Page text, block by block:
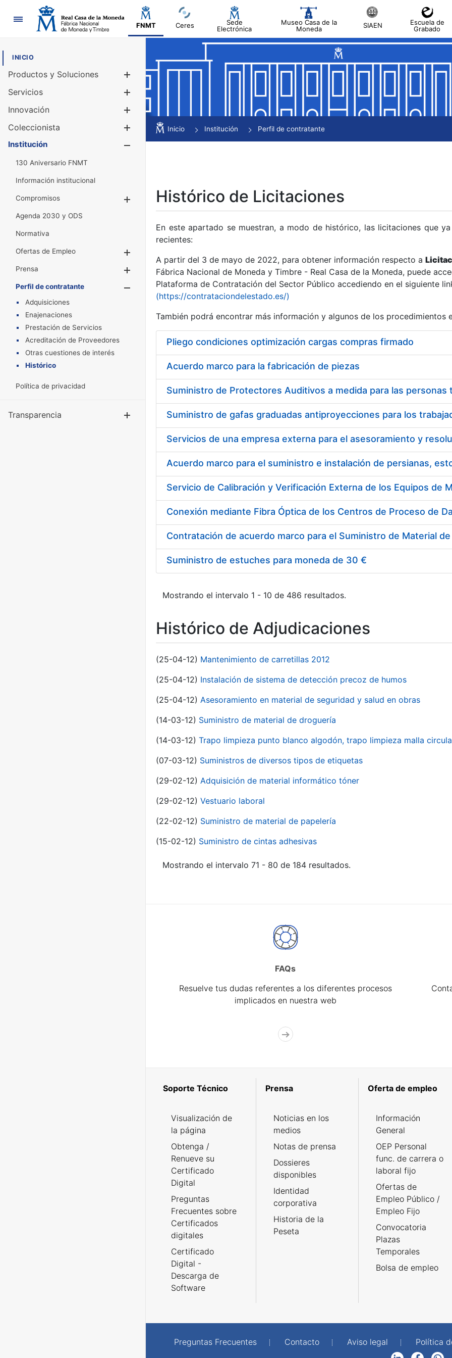
Navegación
FNMT Ceres
Sede
Electrónica
Museo Casa de la
Moneda
SIAEN
Escuela de
Grabado
INICIO
Productos y Soluciones
Mostrar/Ocultar
Servicios
Innovación
Coleccionista
Mostrar/Ocultar
Institución
130 Aniversario FNMT
Información institucional
Compromisos
Mostrar/Ocultar
Agenda 2030 y ODS
Normativa
Ofertas de Empleo
Prensa
Mostrar/Ocultar
Perfil de contratante
Mostrar/Ocultar
Adquisiciones
Enajenaciones
Prestación de Servicios
Acreditación de Proveedores
Otras cuestiones de interés
Histórico
Política de privacidad
Transparencia Mostrar/Ocultar
Inicio Institución Perfil de contratante
Histórico de Licitaciones
En este apartado se muestran, a modo de histórico, las licitaciones que
recientes:
A partir del 3 de mayo de 2022, para obtener información respecto a
Fábrica Nacional de Moneda y Timbre - Real Casa de la Moneda, puede
Plataforma de Contratación del Sector Público accediendo en el siguiente
(https://contrataciondelestado.es/)
También podrá encontrar más información y algunos de los procedimientos
Pliego condiciones optimización cargas compras firmado
Acuerdo marco para la fabricación de piezas
Acuerdo marco para el suministro e instalación de persianas,
Suministro de estuches para moneda de 30 €
Mostrando el intervalo 1 - 10 de 486 resultados.
Histórico de Adjudicaciones
(25-04-12) Mantenimiento de carretillas 2012
(25-04-12) Instalación de sistema de detección precoz de humos
(25-04-12) Asesoramiento en material de seguridad y salud en obras
(14-03-12) Suministro de material de droguería
(14-03-12) Trapo limpieza punto blanco algodón, trapo limpieza malla
(07-03-12) Suministros de diversos tipos de etiquetas
(29-02-12) Adquisición de material informático tóner
(29-02-12) Vestuario laboral
(22-02-12) Suministro de material de papelería
(15-02-12) Suministro de cintas adhesivas
Mostrando el intervalo 71 - 80 de 184 resultados.
FAQs
Resuelve tus dudas referentes a los diferentes procesos
implicados en nuestra web
Soporte Técnico
Visualización de
la página
Obtenga /
Renueve su
Certificado
Digital
Preguntas
Frecuentes sobre
Certificados
digitales
Certificado
Digital -
Descarga de
Software
Prensa
Noticias en los
medios
Notas de prensa
Dossieres
disponibles
Identidad
corporativa
Historia de la
Peseta
Oferta de empleo
Información
General
OEP Personal
func. de carrera o
laboral fijo
Ofertas de
Empleo Público /
Empleo Fijo
Convocatoria
Plazas
Temporales
Bolsa de empleo
Preguntas Frecuentes Contacto Aviso legal Política